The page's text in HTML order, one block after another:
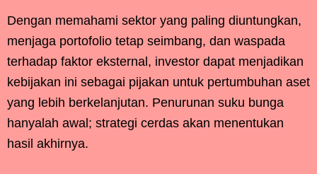
Dengan memahami sektor yang paling diuntungkan,
menjaga portofolio tetap seimbang, dan waspada
terhadap faktor eksternal, investor dapat menjadikan
kebijakan ini sebagai pijakan untuk pertumbuhan aset
yang lebih berkelanjutan. Penurunan suku bunga
hanyalah awal; strategi cerdas akan menentukan
hasil akhirnya.